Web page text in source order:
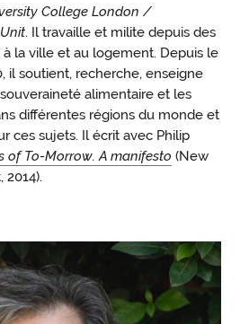
College London /
. Il travaille et milite depuis des
la ville et au logement. Depuis le
il soutient, recherche, enseigne
alimentaire et les
différentes régions du monde et
ces sujets. Il écrit avec Philip
of To-Morrow. A manifesto (New